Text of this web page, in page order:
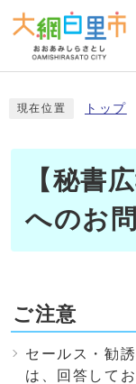
現在位置 トップ
【秘書
へのお
ご注意
セールス・勧
は、回答して